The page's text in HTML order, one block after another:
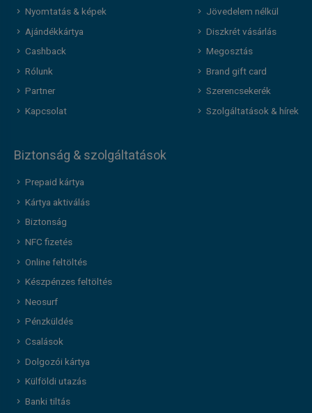
Nyomtatás & képek
Ajándékkártya
Cashback
Rólunk
Partner
Kapcsolat
Jövedelem nélkül
Diszkrét vásárlás
Megosztás
Brand gift card
Szerencsekerék
Szolgáltatások & hírek
Biztonság & szolgáltatások
Prepaid kártya
Kártya aktiválás
Biztonság
NFC fizetés
Online feltöltés
Készpénzes feltöltés
Neosurf
Pénzküldés
Csalások
Dolgozói kártya
Külföldi utazás
Banki tiltás